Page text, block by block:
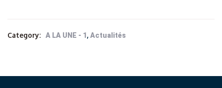
Category: A LA UNE - 1 , Actualités